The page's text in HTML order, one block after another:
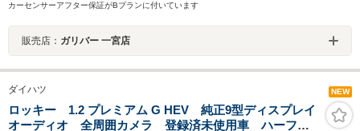
カーセンサーアフター保証がBプランに付いています
販売店： ガリバー 一宮店
ダイハツ NEW
ロッキー 1.2 プレミアム G HEV 純正9型ディスプレイ
オーディオ 全周囲カメラ 登録済未使用車 ハーフレ